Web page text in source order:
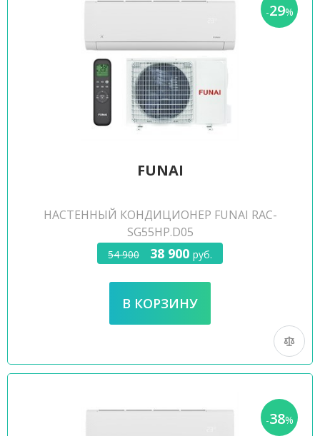
-29%
FUNAI
НАСТЕННЫЙ КОНДИЦИОНЕР FUNAI RAC-
SG55HP.D05
54 900 38 900 руб.
-38%